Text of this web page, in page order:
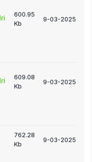
600.95
Kb
9-03-2025
609.08
Kb
9-03-2025
762.28
Kb
9-03-2025